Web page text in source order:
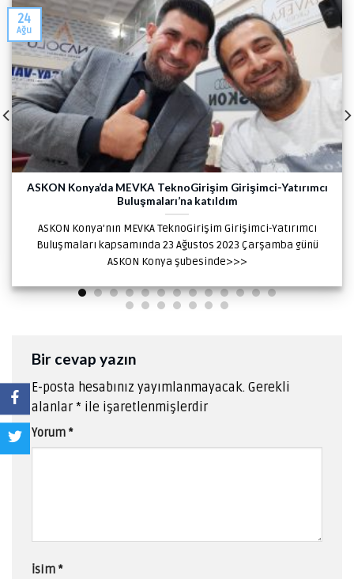
ASKON Konya’da MEVKA TeknoGirişim Girişimci-Yatırımcı
Buluşmaları’na katıldım
ASKON Konya’nın MEVKA TeknoGirişim Girişimci-Yatırımcı
Buluşmaları kapsamında 23 Ağustos 2023 Çarşamba günü
ASKON Konya şubesinde>>>
24
Ağu
Bir cevap yazın
E-posta hesabınız yayımlanmayacak. Gerekli
alanlar * ile işaretlenmişlerdir
Yorum *
İsim *